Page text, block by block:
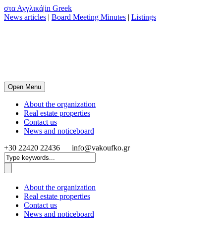
στα Αγγλικά|in Greek
News articles | Board Meeting Minutes | Listings
Open Menu
About the organization
Real estate properties
Contact us
News and noticeboard
+30 22420 22436
info@vakoufko.gr
About the organization
Real estate properties
Contact us
News and noticeboard